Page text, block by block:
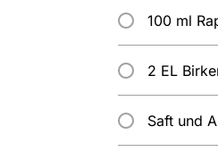
100 ml
2 EL
Saft und